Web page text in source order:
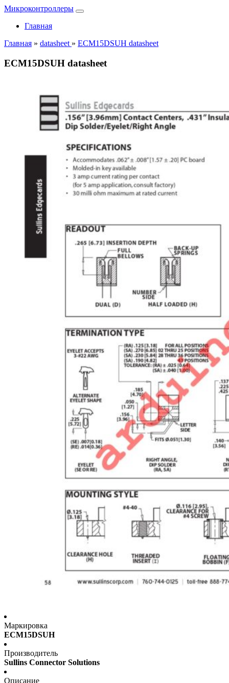
Микроконтроллеры
Главная
Главная » datasheet » ECM15DSUH datasheet
ECM15DSUH datasheet
Маркировка
ECM15DSUH
Производитель
Sullins Connector Solutions
Описание